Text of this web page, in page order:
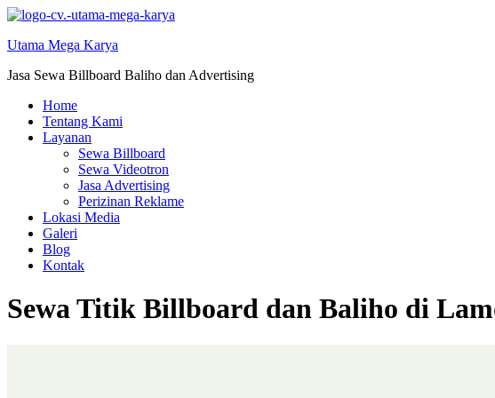
Skip
content
Utama Mega Karya
Jasa Sewa Billboard Baliho dan Advertising
Home
Tentang Kami
Layanan
Sewa Billboard
Sewa Videotron
Jasa Advertising
Perizinan Reklame
Lokasi Media
Galeri
Blog
Kontak
Sewa Titik Billboard dan Baliho di